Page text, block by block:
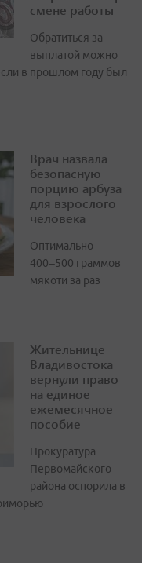
смене работы
Обратиться за
выплатой можно
в прошлом году был
Врач назвала
безопасную
порцию арбуза
для взрослого
человека
Оптимально —
400–500 граммов
мякоти за раз
Жительнице
Владивостока
вернули право
на единое
ежемесячное
пособие
Прокуратура
Первомайского
района оспорила в